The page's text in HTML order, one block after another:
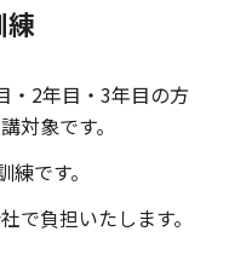
練
・2年目・3年目の方
対象です。
です。
で負担いたします。